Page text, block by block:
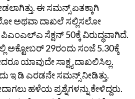
ಈ ಸಮನ್ಸ್‌ ಏತಕ್ಕಾಗಿ
ಅಥವಾ ದಾಖಲೆ ಸಲ್ಲಿಸಲೋ
ಪಿಎಂಎಲ್‌ಎ ಸೆಕ್ಷನ್‌ 50ಕ್ಕೆ ವಿರುದ್ಧವಾಗಿದೆ.
29ರಂದು ಸಂಜೆ 5.30ಕ್ಕೆ
ಯಾವುದೇ ಸಾಕ್ಷ್ಯ ದಾಖಲಿಸಿಲ್ಲ.
ಇ ಡಿ ಎರಡನೇ ಸಮನ್ಸ್‌ ನೀಡಿತ್ತು.
ಹಳೆಯ ಪ್ರಶ್ನೆಗಳನ್ನು ಕೇಳಿದ್ದರು.